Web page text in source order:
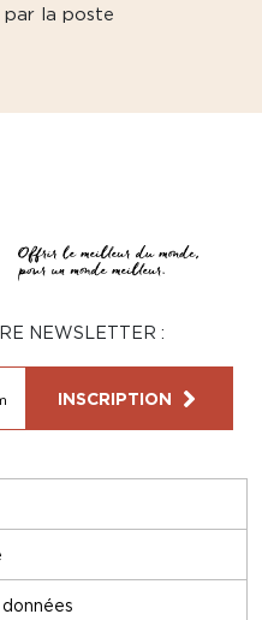
par la poste
NEWSLETTER :
INSCRIPTION